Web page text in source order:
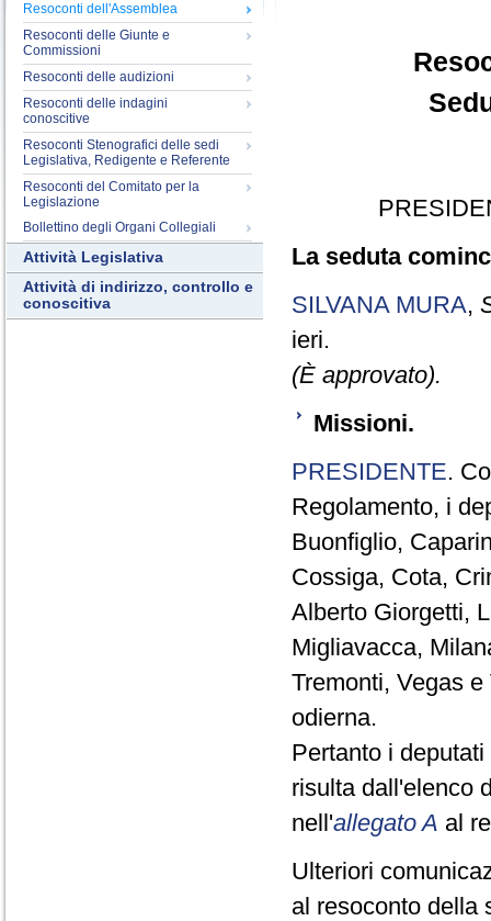
Resoconti dell'Assemblea
Resoconti delle Giunte e
Commissioni
Resoconti delle audizioni
Resoconti delle indagini
conoscitive
Resoconti Stenografici delle sedi
Legislativa, Redigente e Referente
Resoconti del Comitato per la
Legislazione
Bollettino degli Organi Collegiali
Attività Legislativa
Attività di indirizzo, controllo e
conoscitiva
La seduta
SILVANA MURA,
ieri.
(È approvato).
Missioni.
PRESIDENTE.
Regolamento, i
Buonfiglio,
Cossiga, Cota,
Alberto Giorgetti,
Migliavacca,
Tremonti, Vegas
odierna.
Pertanto i
risulta dall'elenco
nell'allegato A al
Ulteriori
al resoconto della